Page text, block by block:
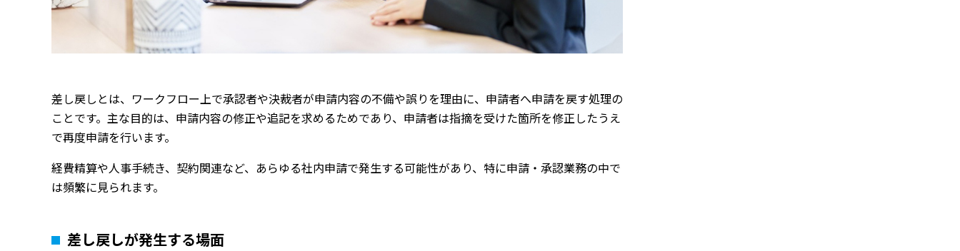
差し戻しとは、ワークフロー上で承認者や決裁者が申請内容の不備や誤りを理由に、申請者へ申請を戻す処理の
ことです。主な目的は、申請内容の修正や追記を求めるためであり、申請者は指摘を受けた箇所を修正したうえ
で再度申請を行います。
経費精算や人事手続き、契約関連など、あらゆる社内申請で発生する可能性があり、特に申請・承認業務の中で
は頻繁に見られます。
差し戻しが発生する場面